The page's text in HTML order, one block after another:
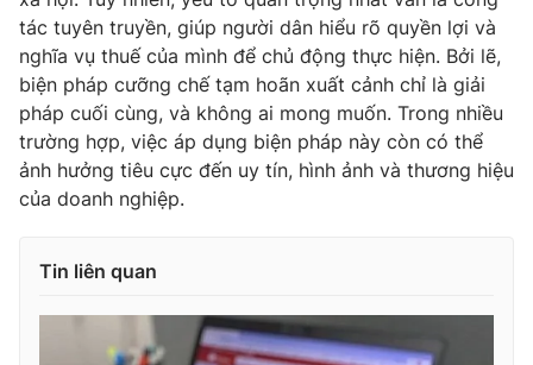
tác tuyên truyền, giúp người dân hiểu rõ quyền lợi và
nghĩa vụ thuế của mình để chủ động thực hiện. Bởi lẽ,
biện pháp cưỡng chế tạm hoãn xuất cảnh chỉ là giải
pháp cuối cùng, và không ai mong muốn. Trong nhiều
trường hợp, việc áp dụng biện pháp này còn có thể
ảnh hưởng tiêu cực đến uy tín, hình ảnh và thương hiệu
của doanh nghiệp.
Tin liên quan